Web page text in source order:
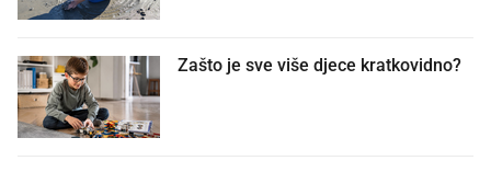
Zašto je sve više djece kratkovidno?